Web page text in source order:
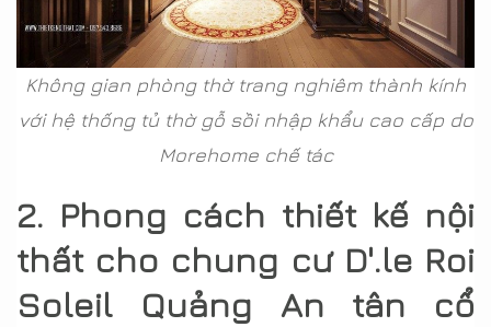
Không gian phòng thờ trang nghiêm thành kính
với hệ thống tủ thờ gỗ sồi nhập khẩu cao cấp do
Morehome chế tác
2. Phong cách thiết kế nội
thất cho chung cư D'.le Roi
Soleil Quảng An tân cổ